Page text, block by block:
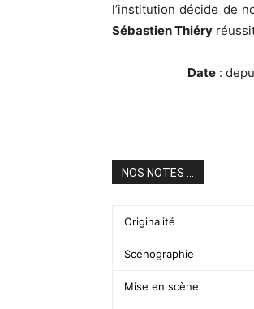
l’institution décide de
Sébastien Thiéry
Date:
NOS NOTES ...
Originalité
Scénographie
Mise en scène